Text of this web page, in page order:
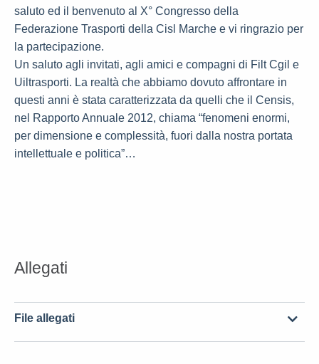
saluto ed il benvenuto al X° Congresso della
Federazione Trasporti della Cisl Marche e vi ringrazio per
la partecipazione.
Un saluto agli invitati, agli amici e compagni di Filt Cgil e
Uiltrasporti. La realtà che abbiamo dovuto affrontare in
questi anni è stata caratterizzata da quelli che il Censis,
nel Rapporto Annuale 2012, chiama “fenomeni enormi,
per dimensione e complessità, fuori dalla nostra portata
intellettuale e politica”…
Allegati
File allegati